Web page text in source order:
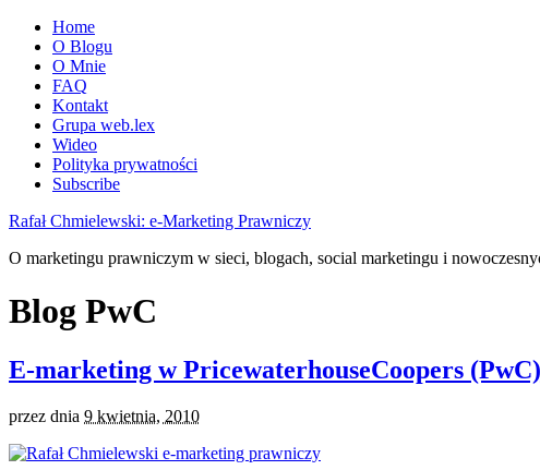
Home
O Blogu
O Mnie
FAQ
Kontakt
Grupa web.lex
Wideo
Polityka prywatności
Subscribe
Rafał Chmielewski: e-Marketing Prawniczy
O marketingu prawniczym w sieci, blogach, social marketingu i
Blog PwC
E-marketing w PricewaterhouseCoopers (PwC)
przez dnia 9 kwietnia, 2010